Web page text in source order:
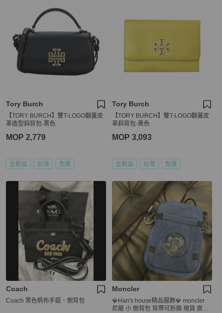
Tory Burch
【TORY BURCH】雙T-LOGO翻蓋皮
革造型斜背包-黑色
MOP 2,779
全新品 台灣 免運
Tory Burch
【TORY BURCH】雙T-LOGO翻蓋皮
革斜背包-黃色
MOP 3,093
全新品 台灣 免運
Coach
Coach 黑色帆布手提、側背包
Moncler
💎Han's house精品服飾💎 moncler
尼龍 小 側背包 背帶可拆換 現貨 原價